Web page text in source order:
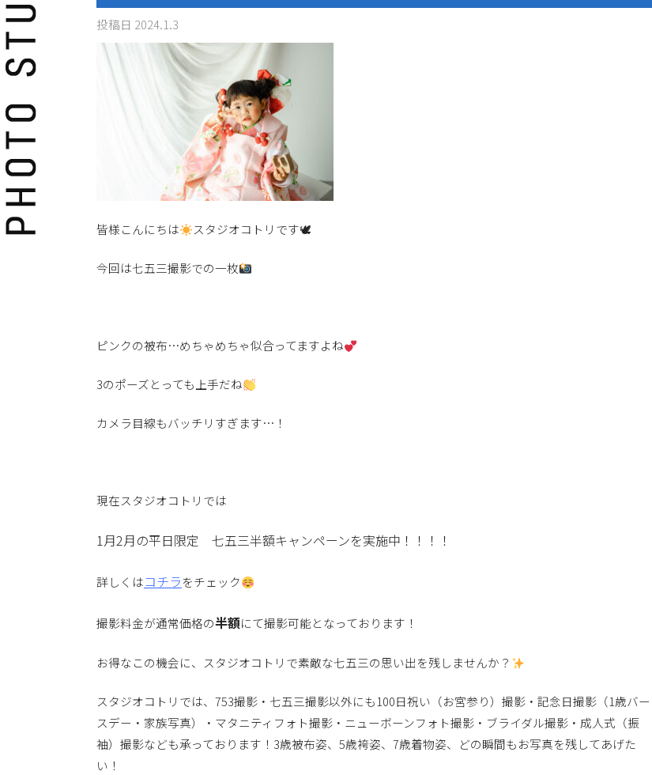
投稿日 2024.1.3
皆様こんにちは スタジオコトリです🕊
今回は七五三撮影での一枚
ピンクの被布…めちゃめちゃ似合ってますよね
3のポーズとっても上手だね
カメラ目線もバッチリすぎます…！
現在スタジオコトリでは
1月2月の平日限定 七五三半額キャンペーンを実施中！！！！
詳しくはコチラをチェック
撮影料金が通常価格の半額にて撮影可能となっております！
お得なこの機会に、スタジオコトリで素敵な七五三の思い出を残しませんか？
スタジオコトリでは、753撮影・七五三撮影以外にも100日祝い（お宮参り）撮影・記念日撮影（1歳バー
スデー・家族写真）・マタニティフォト撮影・ニューボーンフォト撮影・ブライダル撮影・成人式（振
袖）撮影なども承っております！3歳被布姿、5歳袴姿、7歳着物姿、どの瞬間もお写真を残してあげた
い！